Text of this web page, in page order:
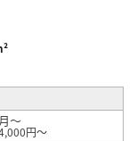
～
円～